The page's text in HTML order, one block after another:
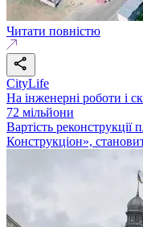
Читати повністю
CityLife
На інженерні роботи і
72 мільйони
Вартість
Конструкціон»,